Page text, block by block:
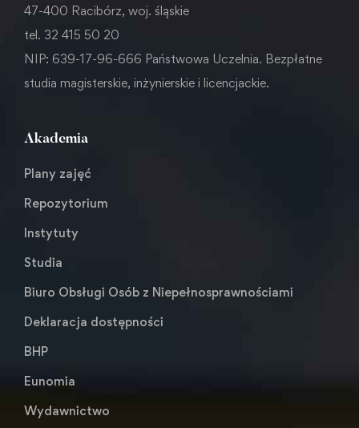
47-400 Racibórz, woj. śląskie
tel. 32 415 50 20
NIP: 639-17-96-666 Państwowa Uczelnia. Bezpłatne
studia magisterskie, inżynierskie i licencjackie.
Akademia
Plany zajęć
Repozytorium
Instytuty
Studia
Biuro Obsługi Osób z Niepełnosprawnościami
Deklaracja dostępności
BHP
Eunomia
Wydawnictwo